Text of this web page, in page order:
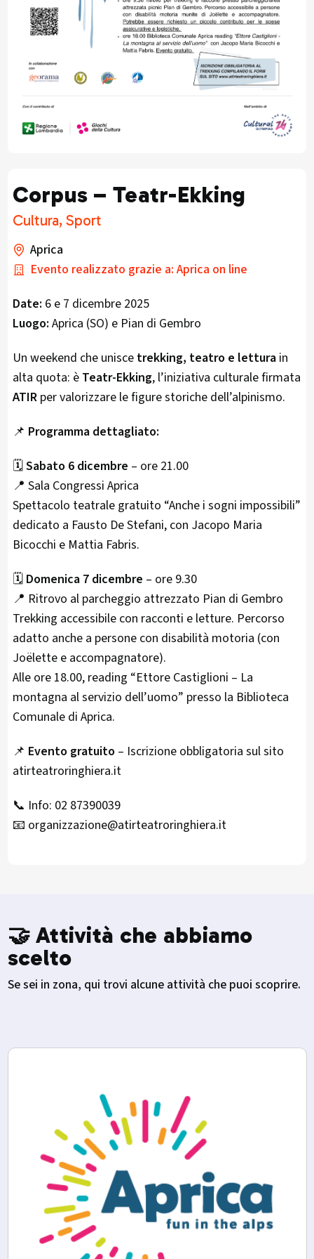
Corpus – Teatr-Ekking
Cultura, Sport
Aprica
Evento realizzato grazie a: Aprica on line
Date: 6 e 7 dicembre 2025
Luogo: Aprica (SO) e Pian di Gembro
Un weekend che unisce trekking, teatro e letturain
alta quota: è Teatr-Ekking, l’iniziativa culturale firmata
ATIRper valorizzare le figure storiche dell’alpinismo.
📌 Programma dettagliato:
🗓Sabato 6 dicembre – ore 21.00
📍 Sala Congressi Aprica
Spettacolo teatrale gratuito “Anche i sogni impossibili”
dedicato a Fausto De Stefani, con Jacopo Maria
Bicocchi e Mattia Fabris.
🗓 Domenica 7 dicembre – ore 9.30
📍 Ritrovo al parcheggio attrezzato Pian di Gembro
Trekking accessibile con racconti e letture. Percorso
adatto anche a persone con disabilità motoria (con
Joëlette e accompagnatore).
Alle ore 18.00, reading “Ettore Castiglioni – La
montagna al servizio dell’uomo” presso la Biblioteca
Comunale di Aprica.
📌 Evento gratuito – Iscrizione obbligatoria sul sito
atirteatroringhiera.it
📞 Info: 02 87390039
📧 organizzazione@atirteatroringhiera.it
🤝 Attività che abbiamo
scelto
Se sei in zona, qui trovi alcune attività che puoi scoprire.